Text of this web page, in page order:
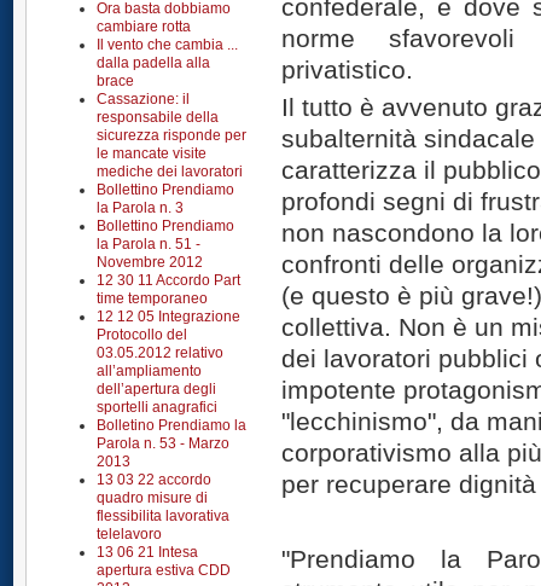
Ora basta dobbiamo
cambiare rotta
Il vento che cambia ...
dalla padella alla
brace
Cassazione: il
responsabile della
sicurezza risponde per
le mancate visite
mediche dei lavoratori
Bollettino Prendiamo
la Parola n. 3
Bollettino Prendiamo
la Parola n. 51 -
Novembre 2012
12 30 11 Accordo Part
time temporaneo
12 12 05 Integrazione
Protocollo del
03.05.2012 relativo
all’ampliamento
dell’apertura degli
sportelli anagrafici
Bolletino Prendiamo la
Parola n. 53 - Marzo
2013
13 03 22 accordo
quadro misure di
flessibilita lavorativa
telelavoro
13 06 21 Intesa
apertura estiva CDD
confederale, e dove
norme
privatistico.
Il tutto è avvenuto
subalternità
caratterizza il
profondi segni di
non nascondono la
confronti delle
(e questo è più
collettiva. Non è un
dei lavoratori pubblici
impotente
"lecchinismo", da
corporativismo alla
per recuperare
"Prendiamo la